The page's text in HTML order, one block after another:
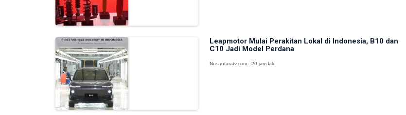
Leapmotor Mulai Perakitan Lokal di Indonesia, B10 dan
C10 Jadi Model Perdana
Nusantaratv.com - 20 jam lalu